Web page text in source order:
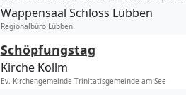
Wappensaal Schloss Lübben
Regionalbüro Lübben
Schöpfungstag
Kirche Kollm
Ev. Kirchengemeinde Trinitatisgemeinde am See